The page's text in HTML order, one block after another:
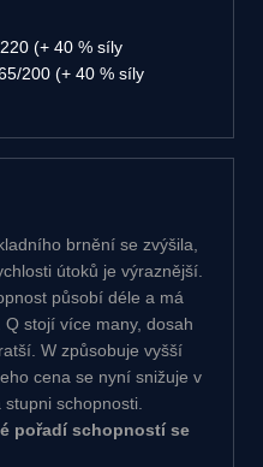
(+ 40 % síly
200 (+ 40 % síly
brnění se zvýšila,
útoků je výraznější.
působí déle a má
Q stojí více many, dosah
W způsobuje vyšší
cena se nyní snižuje v
schopnosti.
pořadí schopností se